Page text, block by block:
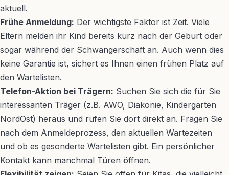
aktuell.
Frühe Anmeldung: Der wichtigste Faktor ist Zeit. Viele
Eltern melden ihr Kind bereits kurz nach der Geburt oder
sogar während der Schwangerschaft an. Auch wenn dies
keine Garantie ist, sichert es Ihnen einen frühen Platz auf
den Wartelisten.
Telefon-Aktion bei Trägern: Suchen Sie sich die für Sie
interessanten Träger (z.B. AWO, Diakonie, Kindergärten
NordOst) heraus und rufen Sie dort direkt an. Fragen Sie
nach dem Anmeldeprozess, den aktuellen Wartezeiten
und ob es gesonderte Wartelisten gibt. Ein persönlicher
Kontakt kann manchmal Türen öffnen.